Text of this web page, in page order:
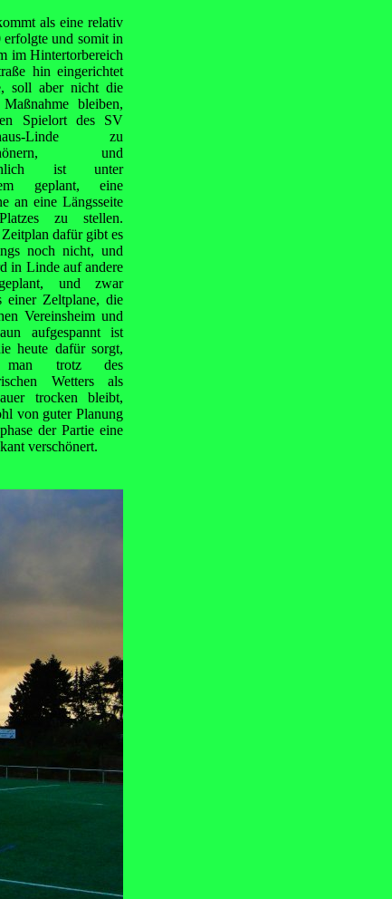
als eine relativ
erfolgte und somit in
im Hintertorbereich
hin eingerichtet
soll aber nicht die
bleiben,
Spielort des SV
Linde zu
und
ist unter
geplant, eine
an eine Längsseite
zu stellen.
dafür gibt es
noch nicht, und
in Linde auf andere
und zwar
einer Zeltplane, die
Vereinsheim und
aufgespannt ist
heute dafür sorgt,
man trotz des
Wetters als
trocken bleibt,
von guter Planung
der Partie eine
verschönert.